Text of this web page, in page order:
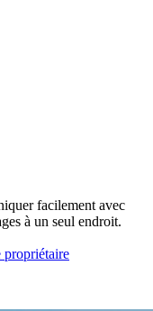
facilement avec
à un seul endroit.
propriétaire